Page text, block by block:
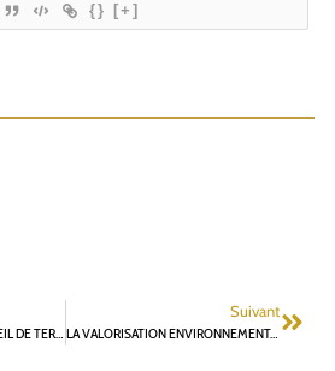
{} [+]
COMPTE RENDU DU CONSEIL DE TERRITOIRE VALLÉE SUD GRAND PARIS DU 8 NOVEMBRE
Suivant
LA VALORISATION ENVIRONNEMENTALE DES FONCIERS COMME LEVIER POUR STOPPER LA POLITIQUE D’HYPERDENSIFICATION